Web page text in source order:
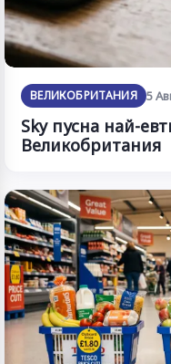
ВЕЛИКОБРИТАНИЯ 5
Sky пусна най-
Великобритания